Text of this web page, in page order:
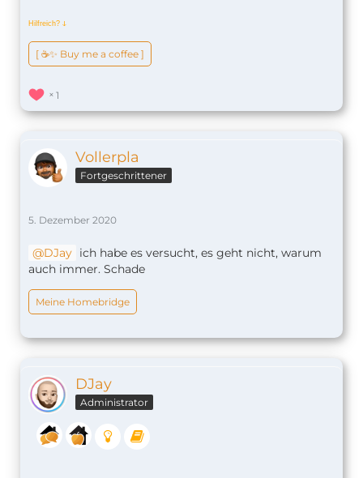
Hilfreich? ↆ
[ ☕️✨ Buy me a coffee ]
1
Vollerpla
Fortgeschrittener
5. Dezember 2020
DJay ich habe es versucht, es geht nicht, warum
auch immer. Schade
Meine Homebridge
DJay
Administrator